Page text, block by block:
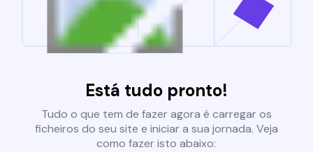
Está tudo pronto!
Tudo o que tem de fazer agora é carregar os
ficheiros do seu site e iniciar a sua jornada. Veja
como fazer isto abaixo: